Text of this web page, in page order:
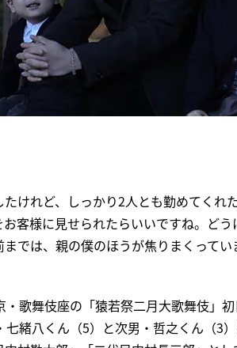
たけれど、しっかり2人とも勤めてく
客様に見せられたらいいですね。ど
では、親の僕のほうが焦りまくってい
歌舞伎座の「猿若祭二月大歌舞伎」
緒八くん（5）と次男・哲之くん（3